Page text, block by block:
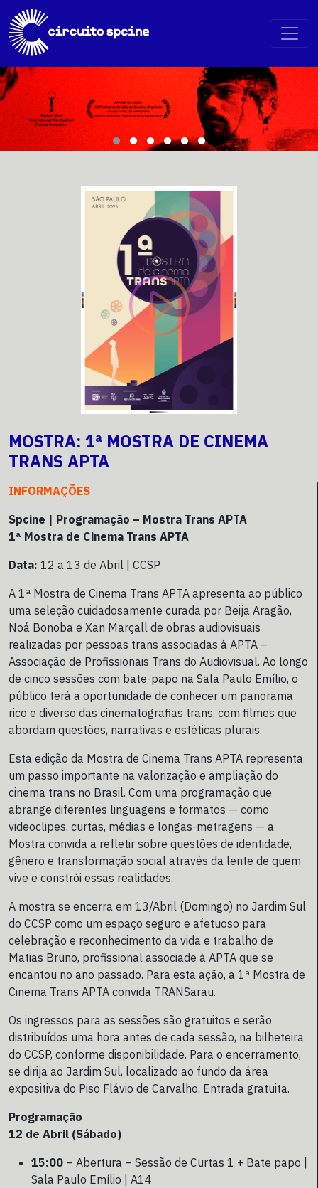
MOSTRA: 1ª MOSTRA DE CINEMA
TRANS APTA
INFORMAÇÕES
Spcine | Programação – Mostra Trans APTA
1ª Mostra de Cinema Trans APTA
Data: 12 a 13 de Abril | CCSP
A 1ª Mostra de Cinema Trans APTA apresenta ao público
uma seleção cuidadosamente curada por Beija Aragão,
Noá Bonoba e Xan Marçall de obras audiovisuais
realizadas por pessoas trans associadas à APTA –
Associação de Profissionais Trans do Audiovisual. Ao longo
de cinco sessões com bate-papo na Sala Paulo Emílio, o
público terá a oportunidade de conhecer um panorama
rico e diverso das cinematografias trans, com filmes que
abordam questões, narrativas e estéticas plurais.
Esta edição da Mostra de Cinema Trans APTA representa
um passo importante na valorização e ampliação do
cinema trans no Brasil. Com uma programação que
abrange diferentes linguagens e formatos — como
videoclipes, curtas, médias e longas-metragens — a
Mostra convida a refletir sobre questões de identidade,
gênero e transformação social através da lente de quem
vive e constrói essas realidades.
A mostra se encerra em 13/Abril (Domingo) no Jardim Sul
do CCSP como um espaço seguro e afetuoso para
celebração e reconhecimento da vida e trabalho de
Matias Bruno, profissional associade à APTA que se
encantou no ano passado. Para esta ação, a 1ª Mostra de
Cinema Trans APTA convida TRANSarau.
Os ingressos para as sessões são gratuitos e serão
distribuídos uma hora antes de cada sessão, na bilheteira
do CCSP, conforme disponibilidade. Para o encerramento,
se dirija ao Jardim Sul, localizado ao fundo da área
expositiva do Piso Flávio de Carvalho. Entrada gratuita.
Programação
12 de Abril (Sábado)
15:00 – Abertura – Sessão de Curtas 1 + Bate papo |
Sala Paulo Emílio | A14